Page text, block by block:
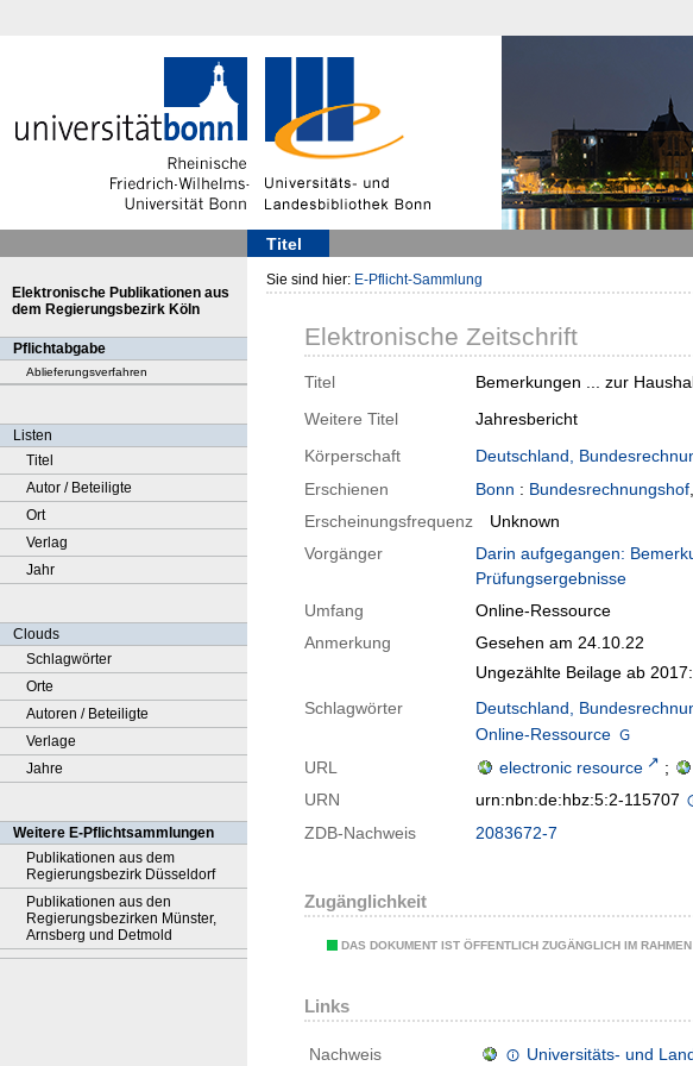
Titel
Elektronische Publikationen aus
dem Regierungsbezirk Köln
Pflichtabgabe
Ablieferungsverfahren
Listen
Titel
Autor / Beteiligte
Ort
Verlag
Jahr
Clouds
Schlagwörter
Orte
Autoren / Beteiligte
Verlage
Jahre
Weitere E-Pflichtsammlungen
Publikationen aus dem
Regierungsbezirk Düsseldorf
Publikationen aus den
Regierungsbezirken Münster,
Arnsberg und Detmold
Sie sind hier: E-Pflicht-Sammlung
Elektronische Zeitschrift
Titel
Bemerkungen ... zur
Weitere Titel
Jahresbericht
Körperschaft
Deutschland,
Erschienen
Bonn : Bundesrechnungshof,
Erscheinungsfrequenz
Unknown
Vorgänger
Darin aufgegangen:
Prüfungsergebnisse
Umfang
Online-Ressource
Anmerkung
Gesehen am 24.10.22
Ungezählte Beilage ab
Schlagwörter
Deutschland,
Online-Ressource
URL
electronic resource ;
URN
urn:nbn:de:hbz:5:2-115707
ZDB-Nachweis
2083672-7
Zugänglichkeit
DAS DOKUMENT IST ÖFFENTLICH ZUGÄNGLICH IM
Links
Nachweis Universitäts- und